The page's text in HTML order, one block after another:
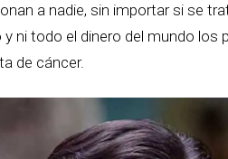
a nadie, sin importar si se
ni todo el dinero del mundo los
de cáncer.